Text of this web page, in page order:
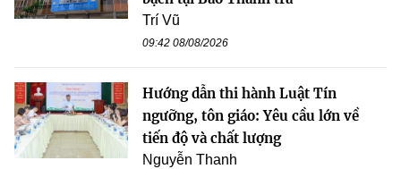
Trí Vũ
09:42 08/08/2026
Hướng dẫn thi hành Luật Tín
ngưỡng, tôn giáo: Yêu cầu lớn về
tiến độ và chất lượng
Nguyễn Thanh